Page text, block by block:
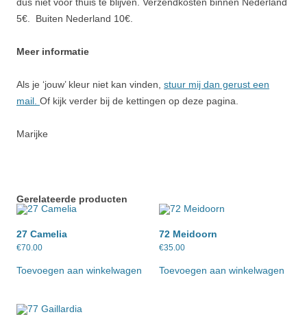
5€. Buiten Nederland 10€.
Meer informatie
Als je ‘jouw’ kleur niet kan vinden, stuur mij dan gerust een
mail. Of kijk verder bij de kettingen op deze pagina.
Marijke
Gerelateerde producten
27 Camelia
€70.00
Toevoegen aan winkelwagen
72 Meidoorn
€35.00
Toevoegen aan winkelwagen